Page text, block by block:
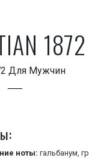
Для Мужчин
ноты: гальбанум,